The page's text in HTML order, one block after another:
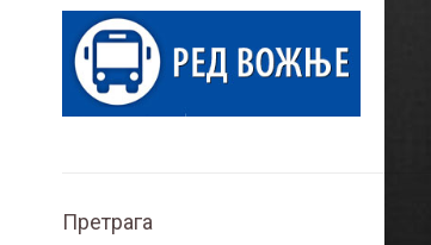
Претрага